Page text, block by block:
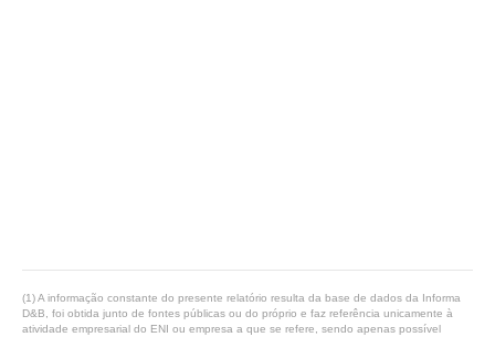
(1) A informação constante do presente relatório resulta da base de dados da Informa
D&B, foi obtida junto de fontes públicas ou do próprio e faz referência unicamente à
atividade empresarial do ENI ou empresa a que se refere, sendo apenas possível